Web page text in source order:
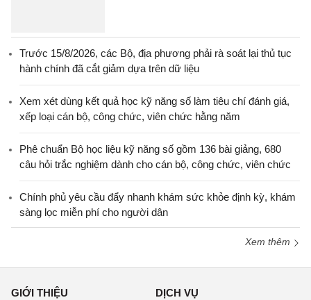
Trước 15/8/2026, các Bộ, địa phương phải rà soát lại thủ tục
hành chính đã cắt giảm dựa trên dữ liệu
Xem xét dùng kết quả học kỹ năng số làm tiêu chí đánh giá,
xếp loại cán bộ, công chức, viên chức hằng năm
Phê chuẩn Bộ học liệu kỹ năng số gồm 136 bài giảng, 680
câu hỏi trắc nghiệm dành cho cán bộ, công chức, viên chức
Chính phủ yêu cầu đẩy nhanh khám sức khỏe định kỳ, khám
sàng lọc miễn phí cho người dân
Xem thêm
GIỚI THIỆU DỊCH VỤ